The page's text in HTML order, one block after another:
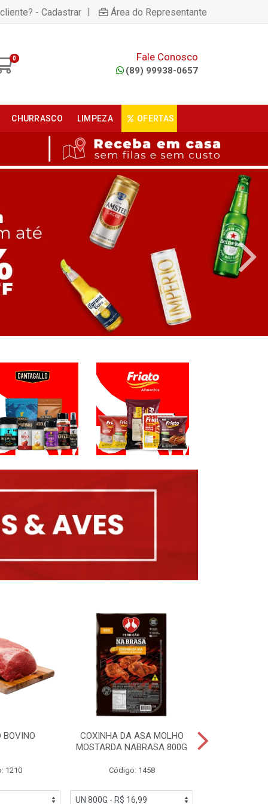
- Cadastrar | Área do Representante
0 Fale Conosco
(89) 99938-0657
CHURRASCO LIMPEZA OFERTAS
BOVINO
1210
COXINHA DA ASA MOLHO
MOSTARDA NABRASA 800G
Código: 1458